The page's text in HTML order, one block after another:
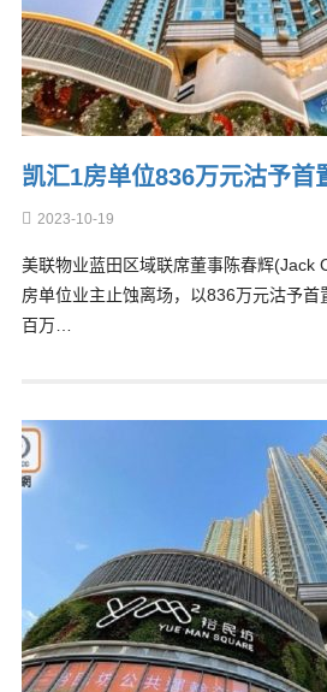
凯汇1房单位836万元沽予首
2023-10-19
美联物业蓝田区域联席董事陈春辉(Jack
房单位业主止蚀离场，以836万元沽予
百万…